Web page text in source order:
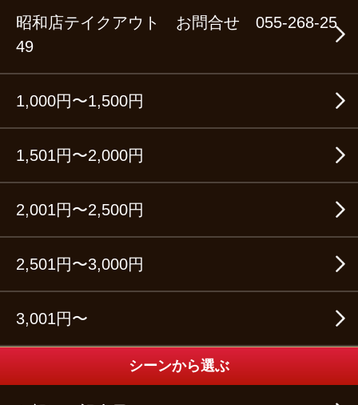
昭和店テイクアウト お問合せ 055-268-25
49
1,000円〜1,500円
1,501円〜2,000円
2,001円〜2,500円
2,501円〜3,000円
3,001円〜
シーンから選ぶ